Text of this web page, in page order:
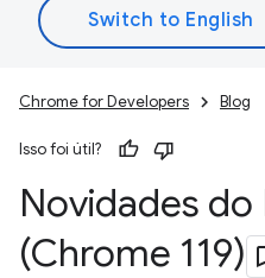
Chrome for Developers Blog
Isso foi útil?
Novidades do
(Chrome 119)